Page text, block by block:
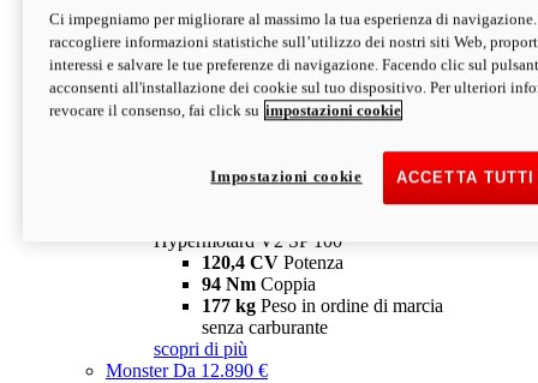
Hypermotard V2 SP
120,4 CVPotenza
94 NmCoppia
177 kgPeso in ordine di marcia
senza carburante
Depotenziata 35 kW: 18.890 € i
configura scopri di più
Hypermotard V2 SP 100
120,4 CV Potenza
94 Nm Coppia
177 kg Peso in ordine di marcia
senza carburante
scopri di più
MonsterDa 12.890 €
Ci impegniamo per migliorare al massimo la tua esperienza di
raccogliere informazioni statistiche sull’utilizzo dei nostri siti Web,
interessi e salvare le tue preferenze di navigazione. Facendo clic sul
acconsenti all'installazione dei cookie sul tuo dispositivo. Per ulteriori
revocare il consenso, fai click su impostazioni cookie
ACCETTA
Impostazioni cookie